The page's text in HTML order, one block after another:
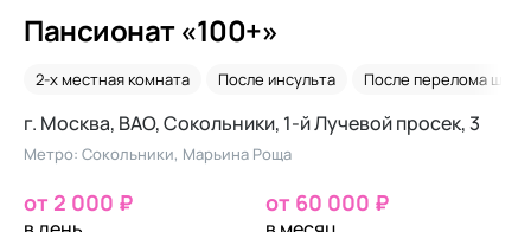
Пансионат «100+»
2-х местная комната После инсульта После перелома
г. Москва, ВАО, Сокольники, 1-й Лучевой просек, 3
Метро: Сокольники, Марьина Роща
от 2 000 ₽ от 60 000 ₽